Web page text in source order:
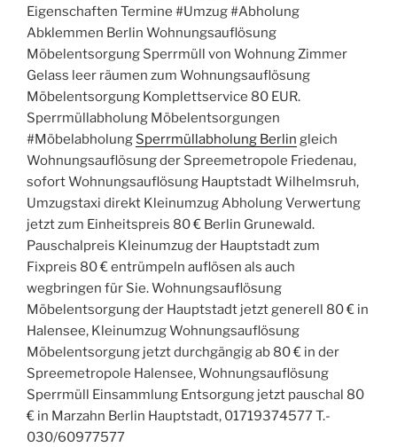
Eigenschaften Termine #Umzug #Abholung
Abklemmen Berlin Wohnungsauflösung
Möbelentsorgung Sperrmüll von Wohnung Zimmer
Gelass leer räumen zum Wohnungsauflösung
Möbelentsorgung Komplettservice 80 EUR.
Sperrmüllabholung Möbelentsorgungen
#Möbelabholung Sperrmüllabholung Berlin gleich
Wohnungsauflösung der Spreemetropole Friedenau,
sofort Wohnungsauflösung Hauptstadt Wilhelmsruh,
Umzugstaxi direkt Kleinumzug Abholung Verwertung
jetzt zum Einheitspreis 80 € Berlin Grunewald.
Pauschalpreis Kleinumzug der Hauptstadt zum
Fixpreis 80 € entrümpeln auflösen als auch
wegbringen für Sie. Wohnungsauflösung
Möbelentsorgung der Hauptstadt jetzt generell 80 € in
Halensee, Kleinumzug Wohnungsauflösung
Möbelentsorgung jetzt durchgängig ab 80 € in der
Spreemetropole Halensee, Wohnungsauflösung
Sperrmüll Einsammlung Entsorgung jetzt pauschal 80
€ in Marzahn Berlin Hauptstadt, 01719374577 T.-
030/60977577